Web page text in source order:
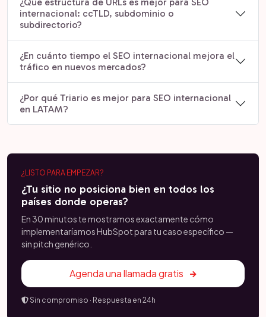
internacional: ccTLD, subdominio o
subdirectorio?
¿En cuánto tiempo el SEO internacional mejora el
tráfico en nuevos mercados?
¿Por qué Triario es mejor para SEO internacional
en LATAM?
¿LISTO PARA EMPEZAR?
¿Tu sitio no posiciona bien en todos los
países donde operas?
En 30 minutos te mostramos exactamente cómo
implementaríamos HubSpot para tu caso específico —
sin pitch genérico.
Agenda una llamada gratis
Sin compromiso · Respuesta en 24h